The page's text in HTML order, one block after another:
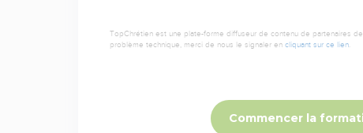
TopChrétien est une plate-forme diffuseur de contenu de partenaires
problème technique, merci de nous le signaler en cliquant sur ce lien.
Commencer la